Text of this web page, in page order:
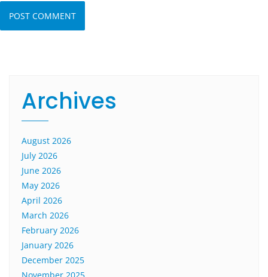
Archives
August 2026
July 2026
June 2026
May 2026
April 2026
March 2026
February 2026
January 2026
December 2025